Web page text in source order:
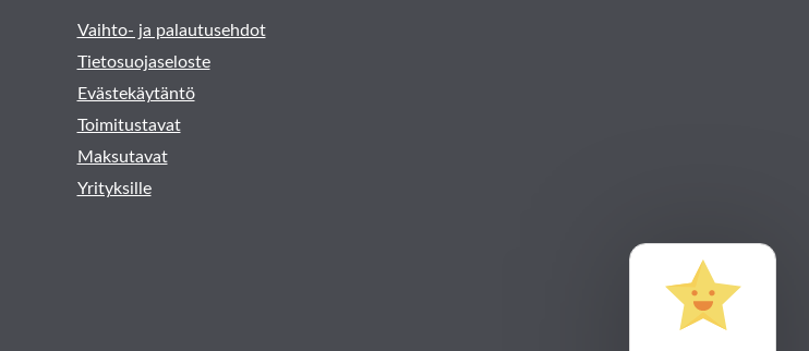
Vaihto- ja palautusehdot
Tietosuojaseloste
Evästekäytäntö
Toimitustavat
Maksutavat
Yrityksille